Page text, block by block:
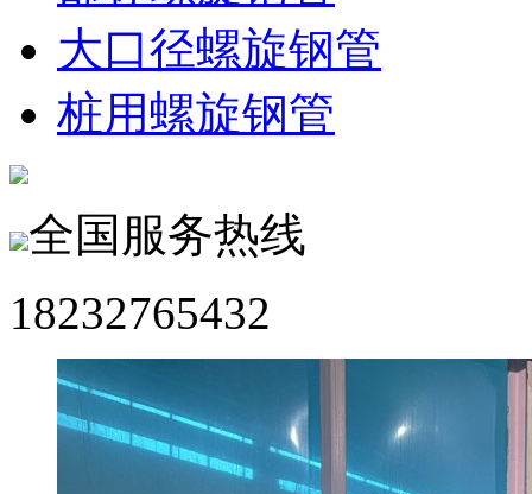
大口径螺旋钢管
桩用螺旋钢管
全国服务热线
18232765432